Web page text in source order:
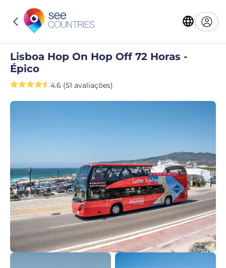
Lisboa Hop On Hop Off 72 Horas -
Épico
4.6 (51 avaliações)